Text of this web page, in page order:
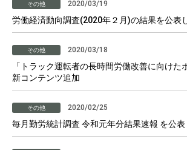
その他 2020/03/19
労働経済動向調査(2020年２月)の結果を公表
その他 2020/03/18
「トラック運転者の長時間労働改善に向けた
新コンテンツ追加
その他 2020/02/25
毎月勤労統計調査 令和元年分結果速報 を公表